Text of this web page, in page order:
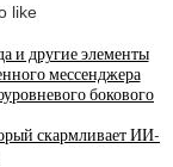
like
и другие элементы
мессенджера
бокового
скармливает ИИ-